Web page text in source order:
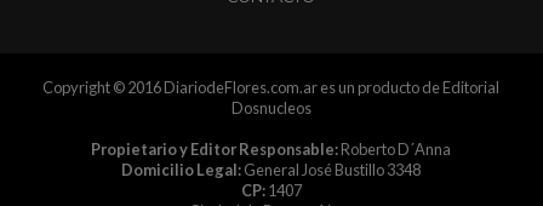
Copyright © 2016 DiariodeFlores.com.ar es un producto de Editorial
Dosnucleos
Propietario y Editor Responsable:Roberto D´Anna
Domicilio Legal:General José Bustillo 3348
CP:1407